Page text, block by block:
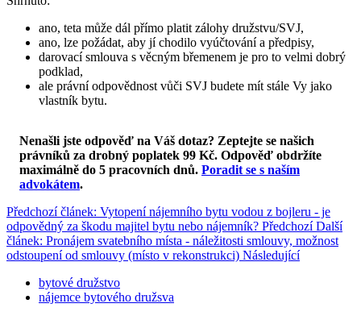
ano, teta může dál přímo platit zálohy družstvu/SVJ,
ano, lze požádat, aby jí chodilo vyúčtování a předpisy,
darovací smlouva s věcným břemenem je pro to velmi dobrý
podklad,
ale právní odpovědnost vůči SVJ budete mít stále Vy jako
vlastník bytu.
Nenašli jste odpověď na Váš dotaz? Zeptejte se našich
právníků za drobný poplatek 99 Kč. Odpověď obdržíte
maximálně do 5 pracovních dnů. Poradit se s naším
advokátem.
Předchozí článek: Vytopení nájemního bytu vodou z bojleru - je
odpovědný za škodu majitel bytu nebo nájemník? Předchozí Další
článek: Pronájem svatebního místa - náležitosti smlouvy, možnost
odstoupení od smlouvy (místo v rekonstrukci) Následující
bytové družstvo
nájemce bytového družsva